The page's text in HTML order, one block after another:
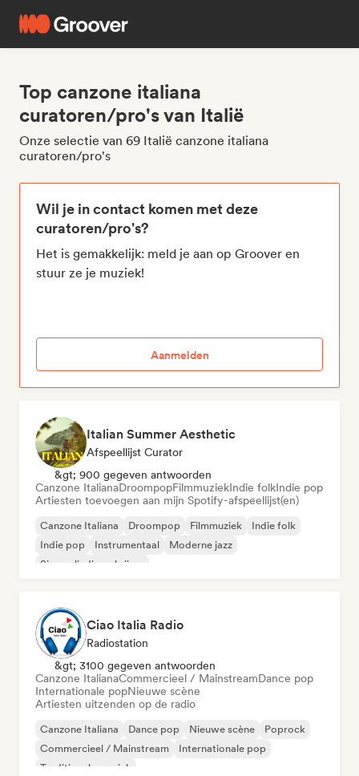
Top canzone italiana
curatoren/pro's van Italië
Onze selectie van 69 Italië canzone italiana
curatoren/pro's
Wil je in contact komen met deze
curatoren/pro's?
Het is gemakkelijk: meld je aan op Groover en
stuur ze je muziek!
Aanmelden
Italian Summer Aesthetic
Afspeellijst Curator
&gt; 900 gegeven antwoorden
Canzone ItalianaDroompopFilmmuziekIndie folkIndie pop
Artiesten toevoegen aan mijn Spotify-afspeellijst(en)
Canzone Italiana Droompop Filmmuziek
Indie folk
Indie pop
Instrumentaal
Moderne jazz
Singer-liedjesschrijver
Ciao Italia Radio
Radiostation
&gt; 3100 gegeven antwoorden
Canzone ItalianaCommercieel / MainstreamDance pop
Internationale popNieuwe scène
Artiesten uitzenden op de radio
Canzone Italiana Dance pop Nieuwe scène
Poprock
Commercieel / Mainstream
Internationale pop
Traditionele muziek